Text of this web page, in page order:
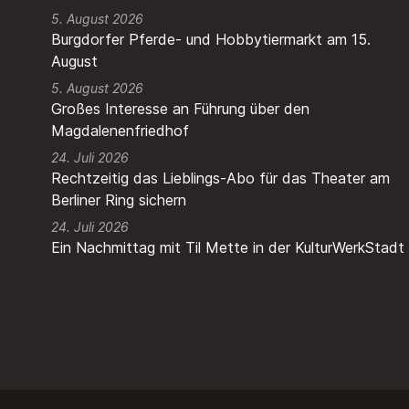
Burgdorfer Pferde- und Hobbytiermarkt am 15.
August
5. August 2026
Großes Interesse an Führung über den
Magdalenenfriedhof
5. August 2026
Rechtzeitig das Lieblings-Abo für das Theater am
Berliner Ring sichern
24. Juli 2026
Ein Nachmittag mit Til Mette in der KulturWerkStadt
24. Juli 2026